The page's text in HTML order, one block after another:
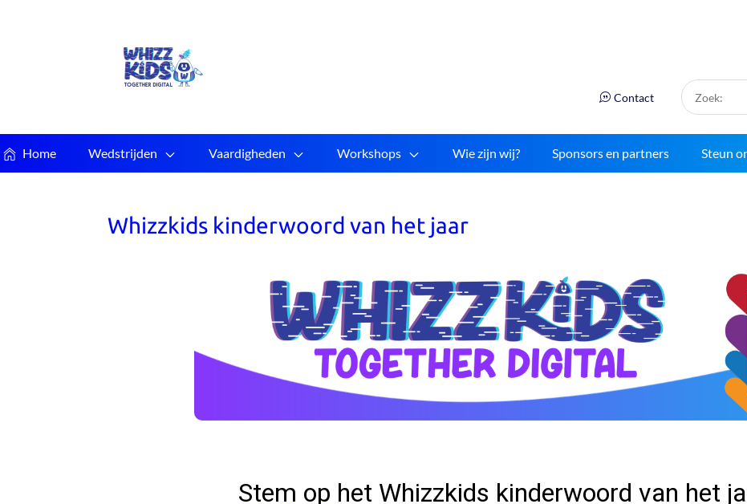
Contact
Zoek:
Home Wedstrijden Vaardigheden Workshops Wie zijn wij? Sponsors en partners Steun
Whizzkids kinderwoord van het jaar